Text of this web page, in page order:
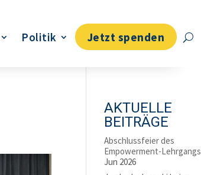
Politik Jetzt spenden
AKTUELLE
BEITRÄGE
Abschlussfeier des
Empowerment-Lehrgangs
Jun 2026